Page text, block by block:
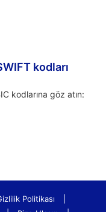
kodları
kodlarına göz atın:
Politikası